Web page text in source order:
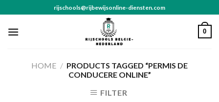
to
content
rijschools@rijbewijsonline-diensten.com
0
HOME / PRODUCTS TAGGED “PERMIS DE
CONDUCERE ONLINE”
FILTER